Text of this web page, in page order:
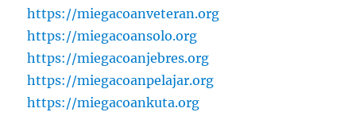
https://miegacoanveteran.org
https://miegacoansolo.org
https://miegacoanjebres.org
https://miegacoanpelajar.org
https://miegacoankuta.org